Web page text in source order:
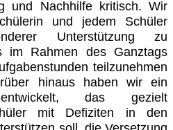
und Nachhilfe kritisch. Wir
und jedem Schüler
Unterstützung zu
im Rahmen des Ganztags
teilzunehmen
hinaus haben wir ein
entwickelt, das gezielt
mit Defiziten in den